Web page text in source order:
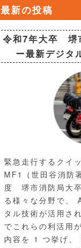
最新の投稿
令和7年大卒 堺
ー最新デジタ
緊急走行するクイ
MF1（世田谷消防
度 堺市消防局大
る様々な分野で、
タル技術が活用さ
でこれらの利活用
内容を 1 つ挙げ、